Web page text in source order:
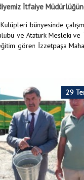
İtfaiye
bünyesinde
ve Atatürk Mesleki ve
gören İzzetpaşa
29